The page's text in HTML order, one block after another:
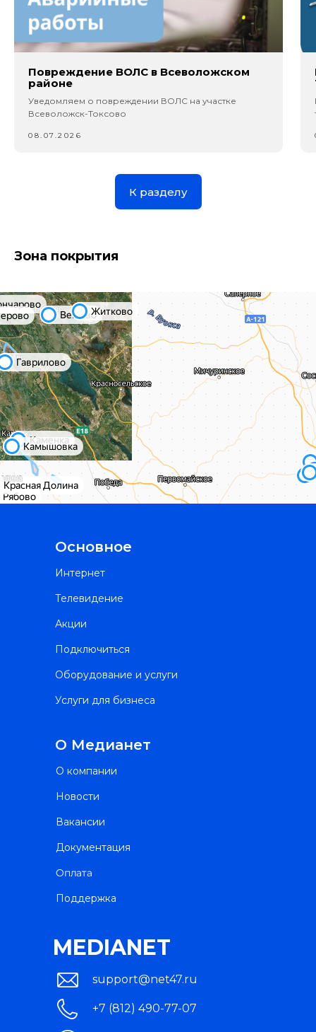
Повреждение ВОЛС в Всеволожском
районе
Уведомляем о повреждении ВОЛС на участке
Всеволожск-Токсово
08.07.2026
К разделу
Зона покрытия
support@net47.ru
+7 (812) 490-77-07
MEDIANET
Поддержка
Оплата
Документация
Вакансии
Новости
О компании
О Медианет
Услуги для бизнеса
Оборудование и услуги
Подключиться
Акции
Телевидение
Интернет
Основное